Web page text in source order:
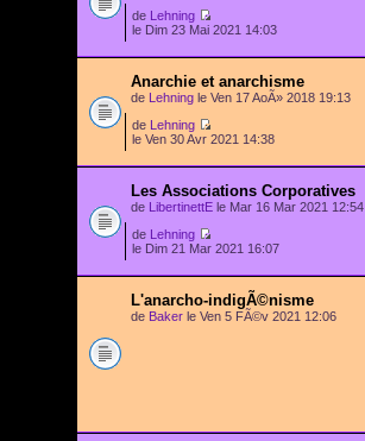
de Lehning
le Dim 23 Mai 2021 14:03
Anarchie et anarchisme
de Lehning le Ven 17 AoÃ» 2018 19:13
de Lehning
le Ven 30 Avr 2021 14:38
Les Associations Corporatives
de LibertinettE le Mar 16 Mar 2021 12:54
de Lehning
le Dim 21 Mar 2021 16:07
L'anarcho-indigÃ©nisme
de Baker le Ven 5 FÃ©v 2021 12:06